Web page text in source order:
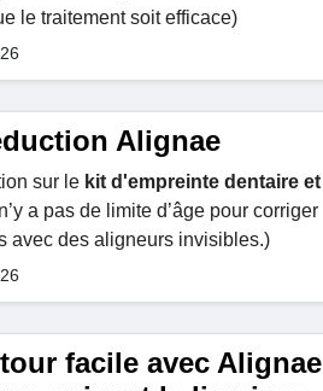
le traitement soit efficace)
Alignae
sur lekit d'empreinte dentaire et
a pas de limite d’âge pour corriger
avec des aligneurs invisibles.)
facile avec Alignae